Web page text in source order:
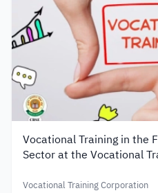
Vocational Training in the
Sector at the Vocational
Vocational Training Corporation